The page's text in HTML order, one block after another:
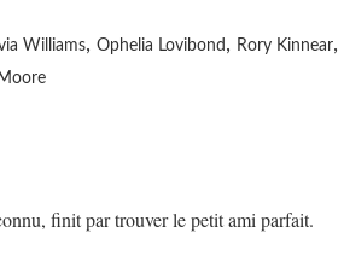
Williams, Ophelia Lovibond , Rory Kinnear,
finit par trouver le petit ami parfait.